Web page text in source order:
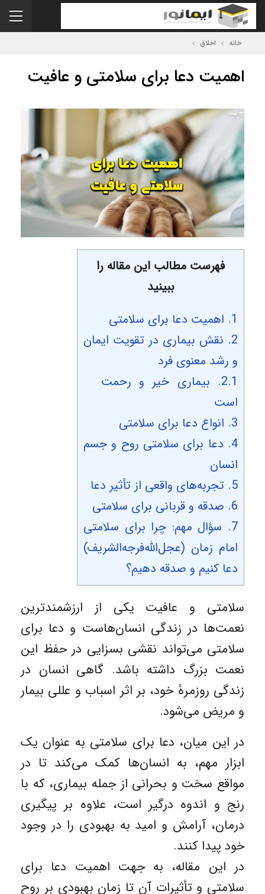
خانه اخلاق
اهمیت دعا برای سلامتی و عافیت
فهرست مطالب این مقاله را
ببینید
1. اهمیت دعا برای سلامتی
2. نقش بیماری در تقویت ایمان
و رشد معنوی فرد
2.1.
بیماری خیر و رحمت
است
3. انواع دعا برای سلامتی
4. دعا برای سلامتی روح و جسم
انسان
5. تجربه‌های واقعی از تأثیر دعا
6. صدقه و قربانی برای سلامتی
7. سؤال مهم: چرا برای سلامتی
امام زمان (عجل‌الله‌فرجه‌الشریف)
دعا کنیم و صدقه دهیم؟
سلامتی و عافیت یکی از ارزشمندترین
نعمت‌ها در زندگی انسان‌هاست و دعا برای
سلامتی می‌تواند نقشی بسزایی در حفظ این
نعمت بزرگ داشته باشد. گاهی انسان در
زندگی روزمرهٔ خود، بر اثر اسباب و عللی بیمار
و مریض می‌شود.
در این میان، دعا برای سلامتی به عنوان یک
ابزار مهم، به انسان‌ها کمک می‌کند تا در
مواقع سخت و بحرانی از جمله بیماری، که با
رنج و اندوه درگیر است، علاوه بر پیگیری
درمان، آرامش و امید به بهبودی را در وجود
خود پیدا کنند.
در این مقاله، به جهت اهمیت دعا برای
سلامتی و تأثیرات آن‌ تا زمان بهبودی بر روح